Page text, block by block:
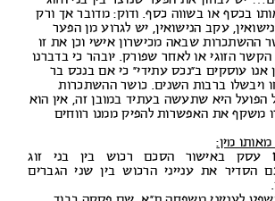
בכסף או בשווה כסף. ודוק: מדובר אך ורק
עקב הנישואין, יש לגרוע מן הפער
שבאה מכישרון אישי וכן את זו
הזוגי או לאחר שפורק. יובהר כי בדברנו
עוסקים ב”נכס עתידי” כי אם בנכס בר
ברבות השנים. כושר ההשתכרות
היא שתעשה בעתיד במובן זה, אין הוא
את האפשרות להפיק ממנו רווחים
מין:
באישור הסכם רכוש בין בני זוג
את ענייני הרכוש בין שני הגברים